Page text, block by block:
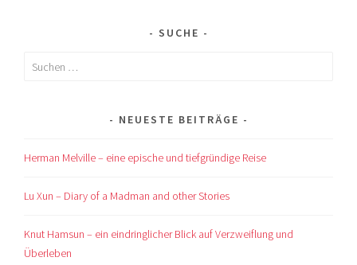
SUCHE
Suchen
NEUESTE BEITRÄGE
Herman Melville – eine epische und tiefgründige Reise
Lu Xun – Diary of a Madman and other Stories
Knut Hamsun – ein eindringlicher Blick auf Verzweiflung und
Überleben